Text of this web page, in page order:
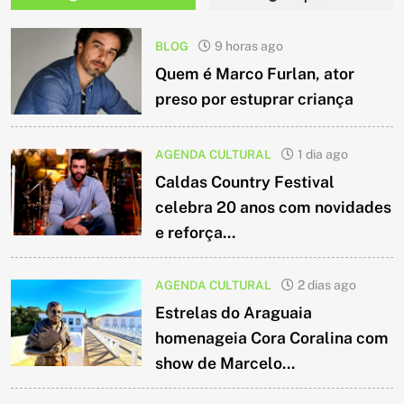
BLOG 9 horas ago
Quem é Marco Furlan, ator
preso por estuprar criança
AGENDA CULTURAL 1 dia ago
Caldas Country Festival
celebra 20 anos com novidades
e reforça...
AGENDA CULTURAL 2 dias ago
Estrelas do Araguaia
homenageia Cora Coralina com
show de Marcelo...